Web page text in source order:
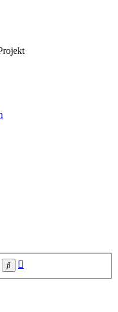
Suche